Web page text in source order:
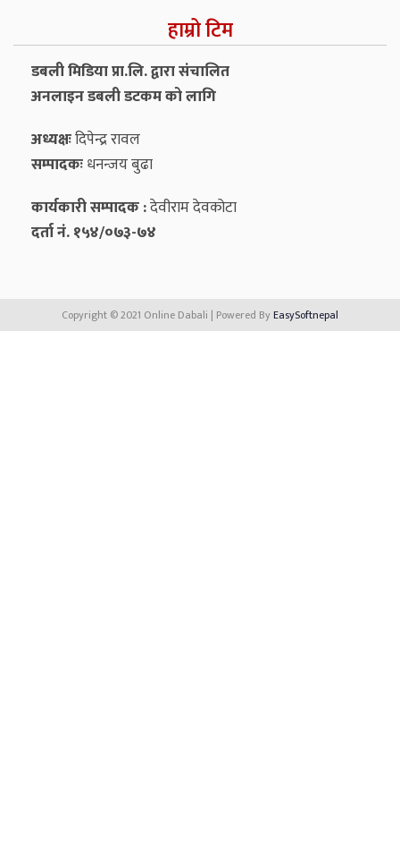
हाम्रो टिम
डबली मिडिया प्रा.लि. द्वारा संचालित
अनलाइन डबली डटकम को लागि
अध्यक्षःदिपेन्द्र रावल
सम्पादकःधनन्‍जय बुढा
कार्यकारी सम्पादक :देवीराम देवकोटा
दर्ता नं. १५४/०७३-७४
Copyright © 2021 Online Dabali | Powered ByEasySoftnepal